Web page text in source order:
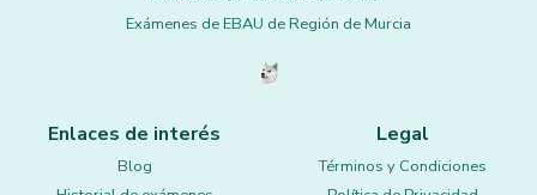
Exámenes de EBAU de Región de Murcia
Enlaces de interés
Blog
Legal
Términos y Condiciones